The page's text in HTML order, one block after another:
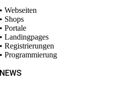
• Webseiten
• Shops
• Portale
• Landingpages
• Registrierungen
• Programmierung
NEWS